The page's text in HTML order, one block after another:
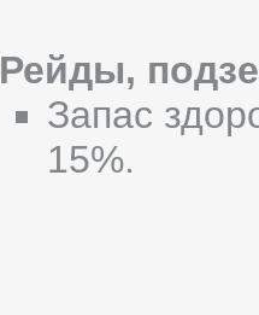
Рейды,
Запас
15%.